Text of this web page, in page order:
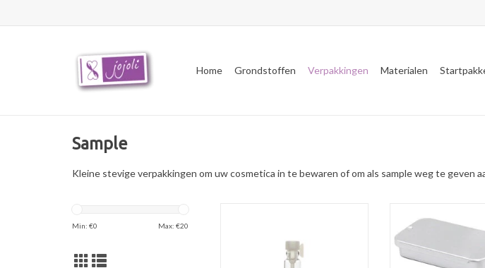
Home Grondstoffen Verpakkingen Materialen
Sample
Kleine stevige verpakkingen om uw cosmetica in te bewaren of om als sample weg te geven
Min: €0 Max: €20
geurolie en parfum.
TOEVOEGEN AAN WINKELWAGEN
met schuifdeksel
andere (lip)balsem
perfume. Past door de